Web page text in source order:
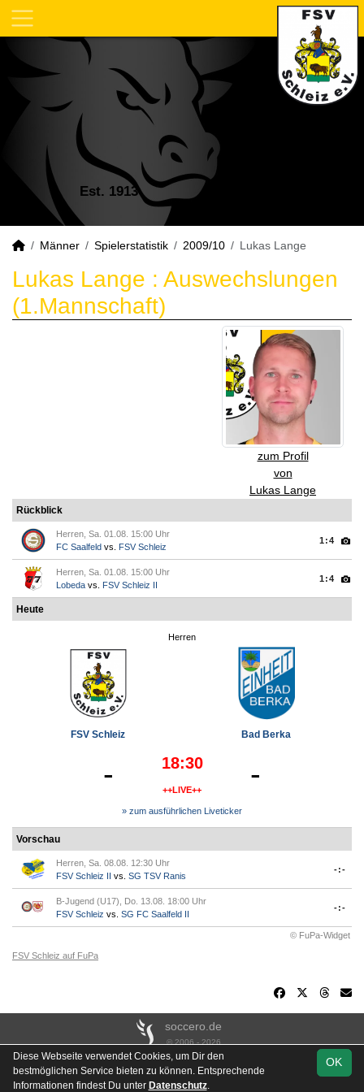
Est. 1913
Männer Spielerstatistik 2009/10 Lukas Lange
Lukas Lange : Auswechslungen
(1.Mannschaft)
zum Profil
von
Lukas Lange
Rückblick
Herren, Sa. 01.08. 15:00 Uhr
FC Saalfeld vs. FSV Schleiz
1:4
Herren, Sa. 01.08. 15:00 Uhr
Lobeda vs. FSV Schleiz II
1:4
Heute
Herren
FSV Schleiz Bad Berka
- 18:30
++LIVE++ -
» zum ausführlichen Liveticker
Vorschau
Herren, Sa. 08.08. 12:30 Uhr
FSV Schleiz II vs. SG TSV Ranis
-:-
B-Jugend (U17), Do. 13.08. 18:00 Uhr
FSV Schleiz vs. SG FC Saalfeld II
-:-
© FuPa-Widget
FSV Schleiz auf FuPa
soccero.de
© 2006 - 2026
Besucherstatistik Kontakt Impressum Links
Datenschutz
Stadion- & Hausordnung
Gästebuch
OK
Diese Webseite verwendet Cookies, um Dir den
bestmöglichen Service bieten zu können. Entsprechende
Informationen findest Du unter Datenschutz.